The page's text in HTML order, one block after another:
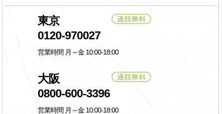
東京
0120-970027
営業時間 月～金 10:00-18:00
大阪
0800-600-3396
営業時間 月～金 10:00-18:00